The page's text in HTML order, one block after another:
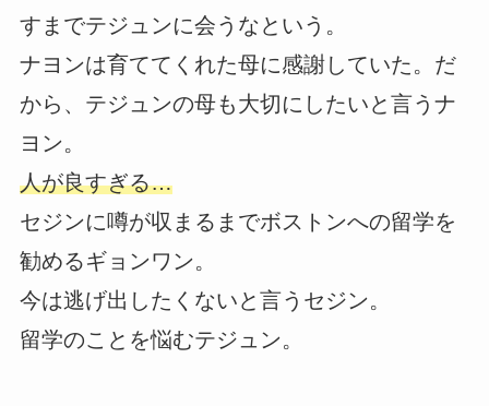
すまでテジュンに会うなという。
ナヨンは育ててくれた母に感謝していた。だ
から、テジュンの母も大切にしたいと言うナ
ヨン。
人が良すぎる…
セジンに噂が収まるまでボストンへの留学を
勧めるギョンワン。
今は逃げ出したくないと言うセジン。
留学のことを悩むテジュン。